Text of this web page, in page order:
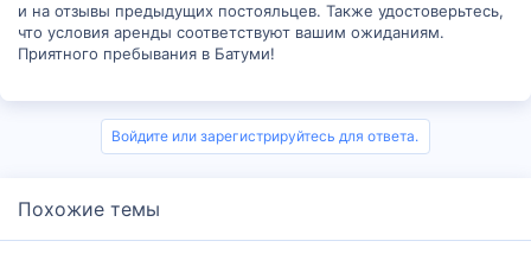
и на отзывы предыдущих постояльцев. Также удостоверьтесь,
что условия аренды соответствуют вашим ожиданиям.
Приятного пребывания в Батуми!
Войдите или зарегистрируйтесь для ответа.
Похожие темы